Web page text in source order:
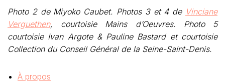
Photo 2 de Miyoko Caubet. Photos 3 et 4 de Vinciane
Verguethen, courtoisie Mains d’Oeuvres. Photo 5
courtoisie Ivan Argote & Pauline Bastard et courtoisie
Collection du Conseil Général de la Seine-Saint-Denis.
À propos